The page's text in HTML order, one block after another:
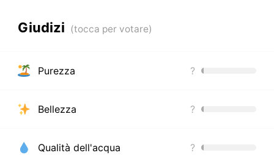
Giudizi
Purezza ?
Bellezza ?
Qualità dell'acqua ?